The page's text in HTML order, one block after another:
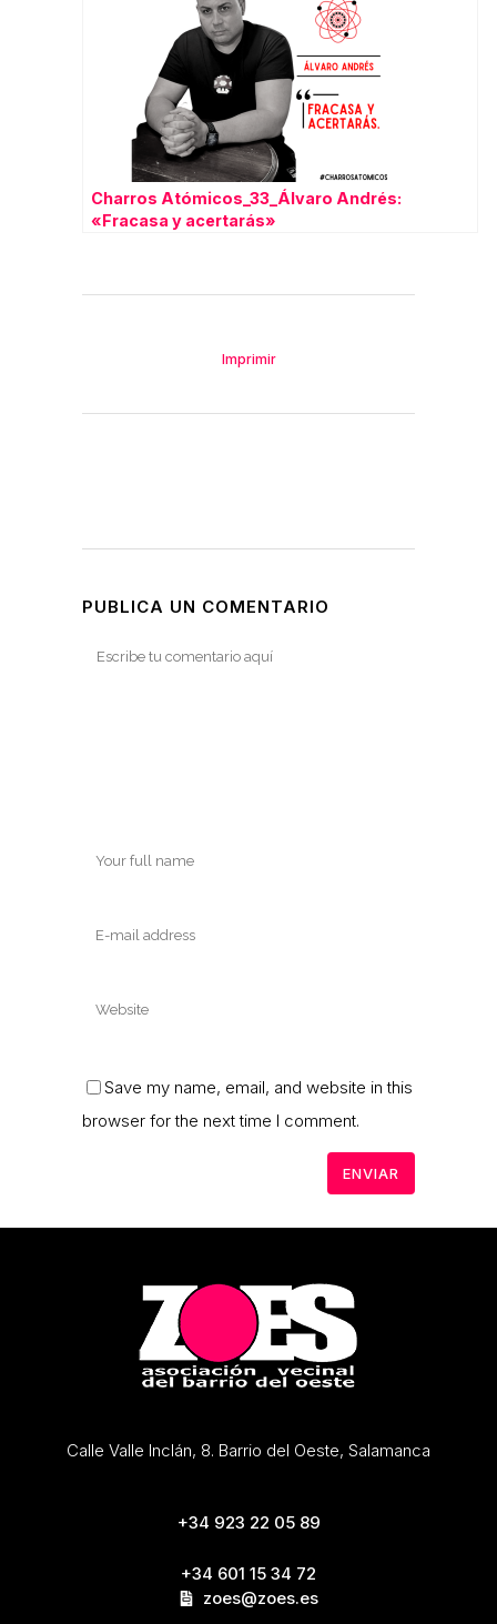
Charros Atómicos_33_Álvaro Andrés:
«Fracasa y acertarás»
Imprimir
PUBLICA UN COMENTARIO
Save my name, email, and website in this
browser for the next time I comment.
Calle Valle Inclán, 8. Barrio del Oeste, Salamanca
+34 923 22 05 89
+34 601 15 34 72
zoes@zoes.es